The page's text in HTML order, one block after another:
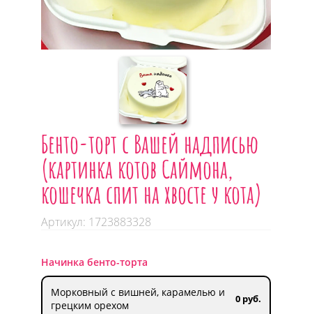
Бенто-торт с Вашей надписью
(картинка котов Саймона,
кошечка спит на хвосте у кота)
Артикул: 1723883328
Начинка бенто-торта
Морковный с вишней, карамелью и
грецким орехом
0 руб.